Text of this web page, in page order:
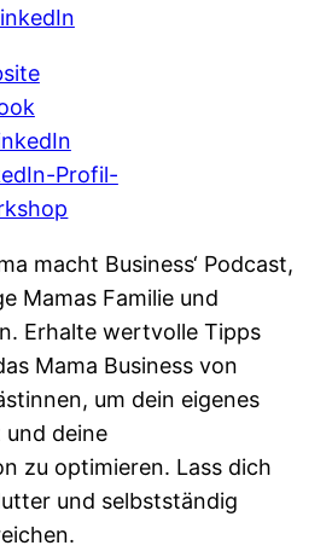
Profil-
macht Business‘ Podcast,
Mamas Familie und
Erhalte wertvolle Tipps
Mama Business von
um dein eigenes
und deine
zu optimieren. Lass dich
und selbstständig